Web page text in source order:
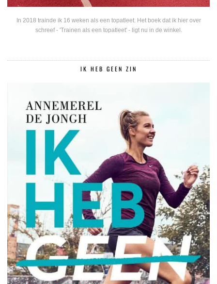
In 2018 trainde ik 16 weken als een topatleet. Het boek dat ik hier over
schreef - 'Trainen als een topatleet' - ligt nu in de winkel.
IK HEB GEEN ZIN